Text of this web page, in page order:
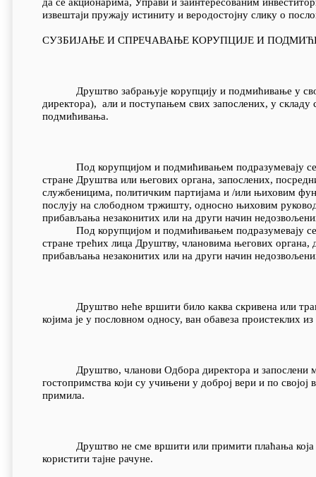
извештаји пружају истиниту и веродостојну слику о
СУЗБИЈАЊЕ И СПРЕЧАВАЊЕ КОРУПЦИЈЕ И
Друштво забрањује корупцију и подмићивање у свом
директора), али и поступањем свих запослених, у
подмићивања.
Под корупцијом и подмићивањем подразумевају се
стране Друштва или његових органа, запослених,
службеницима, политичким партијама и /или њиховим
послују на слободном тржишту, односно њиховим
прибављања незаконитих или на други начин
Под корупцијом и подмићивањем подразумевају се
стране трећих лица Друштву, члановима његових
прибављања незаконитих или на други начин
Друштво неће вршити било каква скривена или
којима је у пословном односу, ван обавеза проистеклих
Друштво, чланови Одбора директора и запослени
гостопримства који су учињени у доброј вери и по
примила.
Друштво не сме вршити или примити плаћања која
користити тајне рачуне.